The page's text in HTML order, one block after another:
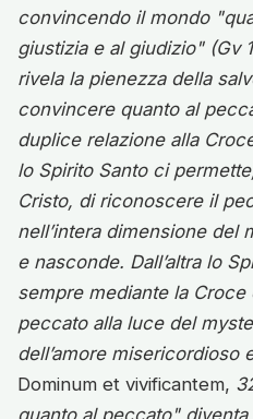
convincendo il mondo
giustizia e al giudizio" (Gv
rivela la pienezza della
convincere quanto al
duplice relazione alla
lo Spirito Santo ci
Cristo, di riconoscere il
nell’intera dimensione del
e nasconde. Dall’altra lo
sempre mediante la
peccato alla luce del
dell’amore misericordioso
Dominum et vivificantem,